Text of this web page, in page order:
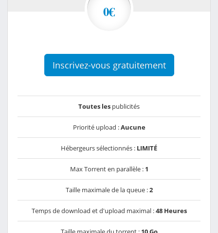
0€
Inscrivez-vous gratuitement
Toutes les publicités
Priorité upload :Aucune
Hébergeurs sélectionnés : LIMITÉ
Max Torrent en parallèle : 1
Taille maximale de la queue :2
Temps de download et d'upload maximal :48 Heures